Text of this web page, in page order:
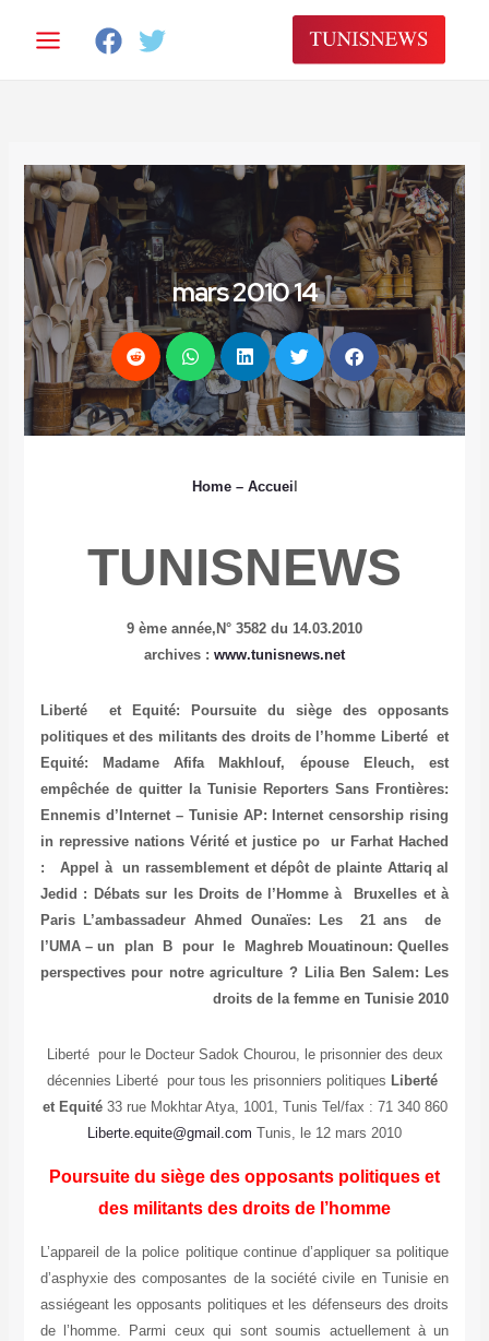
14 mars 2010
Home– Accuei
TUNISNEWS
9 ème année,N° 3582 du 14.03.2010
archives :www.tunisnews.net
Liberté et Equité: Poursuite du siège des
politiques et des militants des droits de l’homme
Equité: Madame Afifa Makhlouf, épouse Eleuch,
empêchée de quitter la TunisieReporters Sans
Ennemis d’Internet – TunisieAP: Internet censorship
in repressive nationsVérité et justice po ur Farhat
: Appel à un rassemblement et dépôt de plainte
Jedid : Débats sur les Droits de l’Homme à Bruxelles
ParisL’ambassadeur Ahmed Ounaïes: Les 21 ans
l’UMA – un plan B pour le MaghrebMouatinoun:
perspectives pour notre agriculture ?Lilia Ben Salem:
droits de la femme en Tunisie
Liberté pour le Docteur Sadok Chourou, le prisonnier des
décennies Liberté pour tous les prisonniers politiques
et Equité33 rue Mokhtar Atya, 1001, Tunis Tel/fax : 71 340
Liberte.equite@gmail.com Tunis, le 12 mars 2010
Poursuite du siège des opposants politiques
des militants des droits de l’homme
L’appareil de la police politique continue d’appliquer sa
d’asphyxie des composantes de la société civile en
assiégeant les opposants politiques et les défenseurs des
de l’homme. Parmi ceux qui sont soumis actuellement